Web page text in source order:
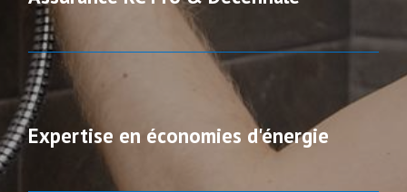
Expertise en économies d'énergie